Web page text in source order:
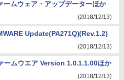
ームウェア・アップデーターほか
(2018/12/13)
Update(PA271Q)(Rev.1.2)
(2018/12/13)
ームウエア Version 1.0.1.1.00ほか
(2018/12/13)